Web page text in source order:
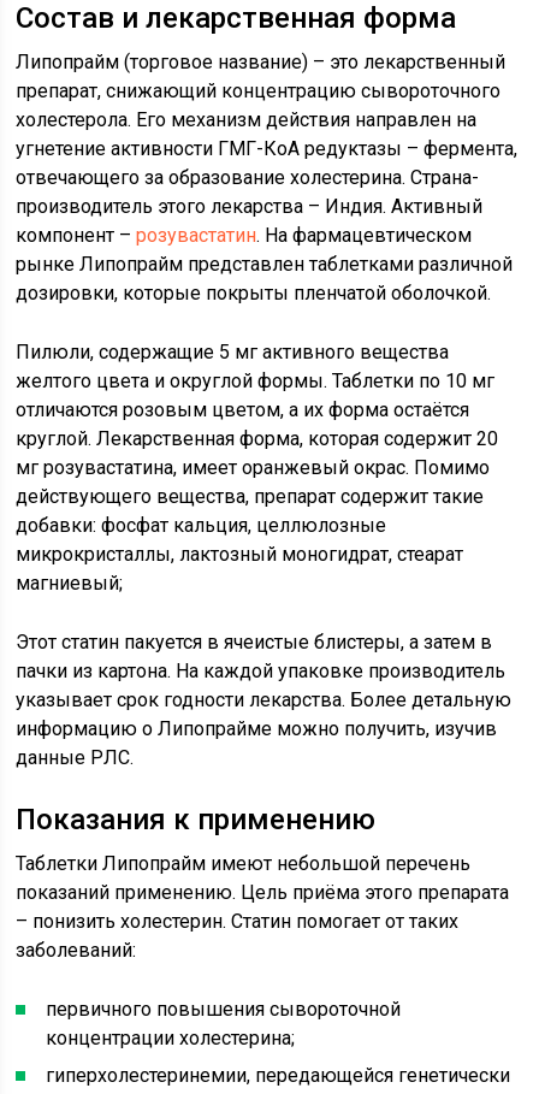
Состав и лекарственная форма
Липопрайм (торговое название) – это лекарственный
препарат, снижающий концентрацию сывороточного
холестерола. Его механизм действия направлен на
угнетение активности ГМГ-КоА редуктазы – фермента,
отвечающего за образование холестерина. Страна-
производитель этого лекарства – Индия. Активный
компонент –розувастатин. На фармацевтическом
рынке Липопрайм представлен таблетками различной
дозировки, которые покрыты пленчатой оболочкой.
Пилюли, содержащие 5 мг активного вещества
желтого цвета и округлой формы. Таблетки по 10 мг
отличаются розовым цветом, а их форма остаётся
круглой. Лекарственная форма, которая содержит 20
мг розувастатина, имеет оранжевый окрас. Помимо
действующего вещества, препарат содержит такие
добавки: фосфат кальция, целлюлозные
микрокристаллы, лактозный моногидрат, стеарат
магниевый;
Этот статин пакуется в ячеистые блистеры, а затем в
пачки из картона. На каждой упаковке производитель
указывает срок годности лекарства. Более детальную
информацию о Липопрайме можно получить, изучив
данные РЛС.
Показания к применению
Таблетки Липопрайм имеют небольшой перечень
показаний применению. Цель приёма этого препарата
– понизить холестерин. Статин помогает от таких
заболеваний:
первичного повышения сывороточной
концентрации холестерина;
гиперхолестеринемии, передающейся генетически